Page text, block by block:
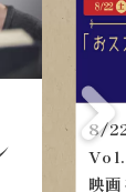
会 Vol.321
なで語ろう